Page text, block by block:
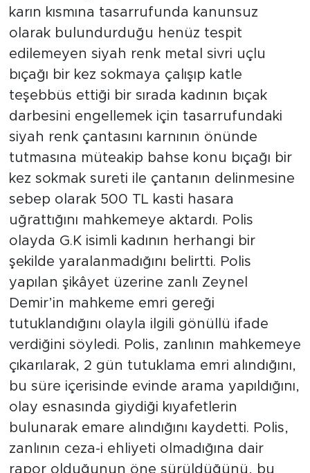
karın kısmına tasarrufunda kanunsuz
olarak bulundurduğu henüz tespit
edilemeyen siyah renk metal sivri uçlu
bıçağı bir kez sokmaya çalışıp katle
teşebbüs ettiği bir sırada kadının bıçak
darbesini engellemek için tasarrufundaki
siyah renk çantasını karnının önünde
tutmasına müteakip bahse konu bıçağı bir
kez sokmak sureti ile çantanın delinmesine
sebep olarak 500 TL kasti hasara
uğrattığını mahkemeye aktardı. Polis
olayda G.K isimli kadının herhangi bir
şekilde yaralanmadığını belirtti. Polis
yapılan şikâyet üzerine zanlı Zeynel
Demir’in mahkeme emri gereği
tutuklandığını olayla ilgili gönüllü ifade
verdiğini söyledi. Polis, zanlının mahkemeye
çıkarılarak, 2 gün tutuklama emri alındığını,
bu süre içerisinde evinde arama yapıldığını,
olay esnasında giydiği kıyafetlerin
bulunarak emare alındığını kaydetti. Polis,
zanlının ceza-i ehliyeti olmadığına dair
rapor olduğunun öne sürüldüğünü, bu